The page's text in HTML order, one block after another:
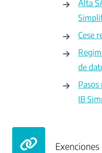
Alta
Cese
de
IB
Exenciones